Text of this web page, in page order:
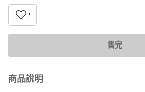
2
售完
商品說明